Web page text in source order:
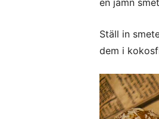
en jämn
Ställ in
dem i